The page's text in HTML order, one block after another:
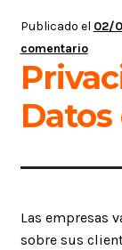
Publicado el 02/
comentario
Las empresas
sobre sus